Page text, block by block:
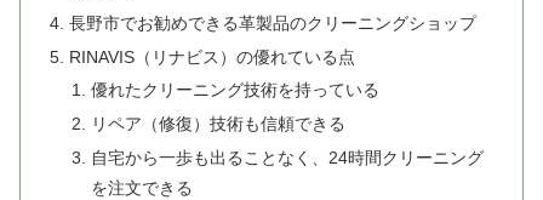
長野市でお勧めできる革製品のクリーニングショップ
RINAVIS（リナビス）の優れている点
優れたクリーニング技術を持っている
リペア（修復）技術も信頼できる
自宅から一歩も出ることなく、24時間クリーニング
を注文できる